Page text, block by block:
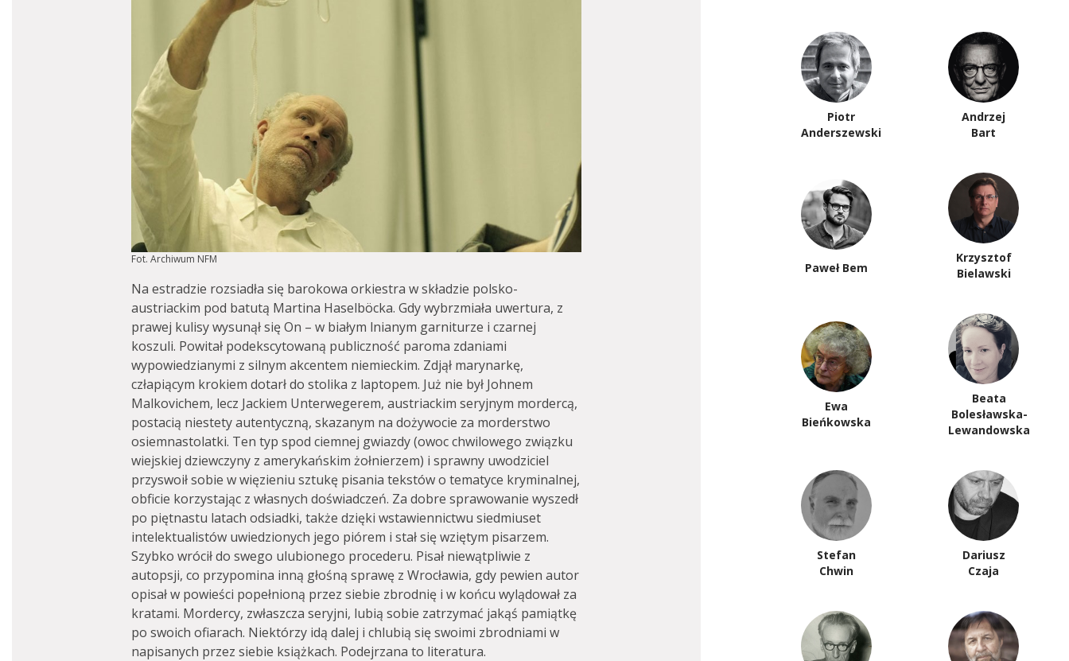
Fot. Archiwum NFM
Na estradzie rozsiadła się barokowa orkiestra w składzie polsko-
austriackim pod batutą Martina Haselböcka. Gdy wybrzmiała uwertura, z
prawej kulisy wysunął się On – w białym lnianym garniturze i czarnej
koszuli. Powitał podekscytowaną publiczność paroma zdaniami
wypowiedzianymi z silnym akcentem niemieckim. Zdjął marynarkę,
człapiącym krokiem dotarł do stolika z laptopem. Już nie był Johnem
Malkovichem, lecz Jackiem Unterwegerem, austriackim seryjnym mordercą,
postacią niestety autentyczną, skazanym na dożywocie za morderstwo
osiemnastolatki. Ten typ spod ciemnej gwiazdy (owoc chwilowego związku
wiejskiej dziewczyny z amerykańskim żołnierzem) i sprawny uwodziciel
przyswoił sobie w więzieniu sztukę pisania tekstów o tematyce kryminalnej,
obficie korzystając z własnych doświadczeń. Za dobre sprawowanie wyszedł
po piętnastu latach odsiadki, także dzięki wstawiennictwu siedmiuset
intelektualistów uwiedzionych jego piórem i stał się wziętym pisarzem.
Szybko wrócił do swego ulubionego procederu. Pisał niewątpliwie z
autopsji, co przypomina inną głośną sprawę z Wrocławia, gdy pewien autor
opisał w powieści popełnioną przez siebie zbrodnię i w końcu wylądował za
kratami. Mordercy, zwłaszcza seryjni, lubią sobie zatrzymać jakąś pamiątkę
po swoich ofiarach. Niektórzy idą dalej i chlubią się swoimi zbrodniami w
napisanych przez siebie książkach. Podejrzana to literatura.
Piotr
Anderszewski
Andrzej
Bart
Paweł Bem
Krzysztof
Bielawski
Ewa
Bieńkowska
Beata
Bolesławska-
Lewandowska
Stefan
Chwin
Dariusz
Czaja